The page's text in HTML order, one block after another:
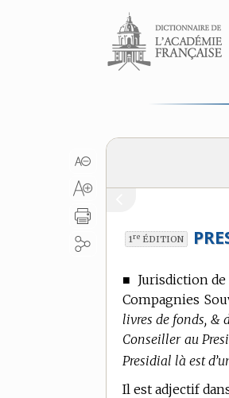
Aller au contenu
1re ÉDITION
■ Jurisdiction de
Compagnies
livres de fonds, &
Conseiller au
Presidial là est
Il est adjectif